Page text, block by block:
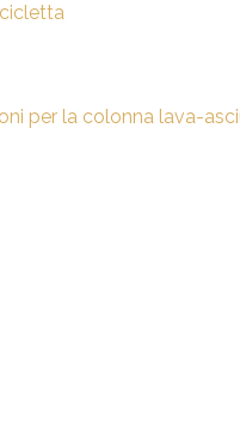
per la colonna lava-